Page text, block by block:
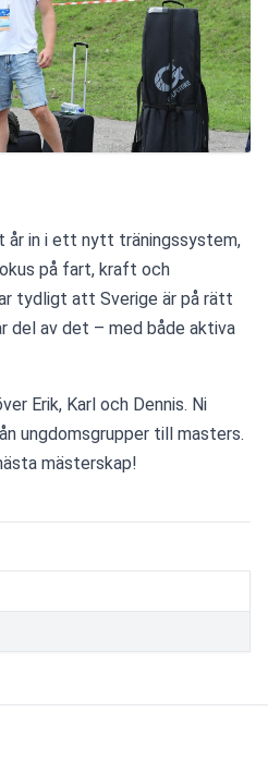
år in i ett nytt träningssystem,
på fart, kraft och
tydligt att Sverige är på rätt
del av det – med både aktiva
Erik, Karl och Dennis. Ni
ungdomsgrupper till masters.
mästerskap!